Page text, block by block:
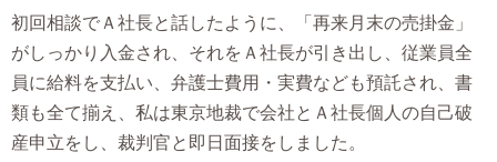
初回相談でＡ社長と話したように、「再来月末の売掛金」
がしっかり入金され、それをＡ社長が引き出し、従業員全
員に給料を支払い、弁護士費用・実費なども預託され、書
類も全て揃え、私は東京地裁で会社とＡ社長個人の自己破
産申立をし、裁判官と即日面接をしました。